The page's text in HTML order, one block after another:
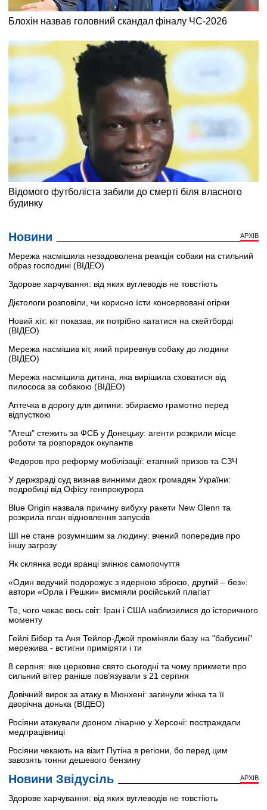
Новини АРХІВ
Мережа насмішила незадоволена реакція собаки на стильний
образ господині (ВІДЕО)
Здорове харчування: від яких вуглеводів не товстіють
Дієтологи розповіли, чи корисно їсти консервовані огірки
Новий хіт: кіт показав, як потрібно кататися на скейтборді
(ВІДЕО)
Мережа насмішив кіт, який приревнув собаку до людини
(ВІДЕО)
Мережа насмішила дитина, яка вирішила сховатися від
пилососа за собакою (ВІДЕО)
Аптечка в дорогу для дитини: збираємо грамотно перед
відпусткою
"Атеш" стежить за ФСБ у Донецьку: агенти розкрили місце
роботи та розпорядок окупантів
Федоров про реформу мобілізації: етапний призов та СЗЧ
У держзраді суд визнав винними двох громадян України:
подробиці від Офісу генпрокурора
Blue Origin назвала причину вибуху ракети New Glenn та
розкрила план відновлення запусків
ШІ не стане розумнішим за людину: вчений попередив про
іншу загрозу
Як склянка води вранці змінює самопочуття
«Один ведучий подорожує з ядерною зброєю, другий – без»:
автори «Орла і Решки» висміяли російський плагіат
Те, чого чекає весь світ: Іран і США наблизилися до історичного
моменту
Гейлі Бібер та Аня Тейлор-Джой проміняли базу на "бабусині"
мережива - встигни приміряти і ти
8 серпня: яке церковне свято сьогодні та чому прикмети про
сильний вітер раніше пов’язували з 21 серпня
Довічний вирок за атаку в Мюнхені: загинули жінка та її
дворічна донька (ВІДЕО)
Росіяни атакували дроном лікарню у Херсоні: постраждали
медпрацівниці
Росіяни чекають на візит Путіна в регіони, бо перед цим
завозять тонни дешевого бензину
Новини Звідусіль АРХІВ
Здорове харчування: від яких вуглеводів не товстіють